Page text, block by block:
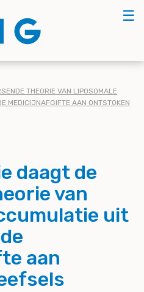
☰
THEORIE VAN LIPOSOMALE
MEDICIJNAFGIFTE AAN ONTSTOKEN
daagt de
van
uit
aan